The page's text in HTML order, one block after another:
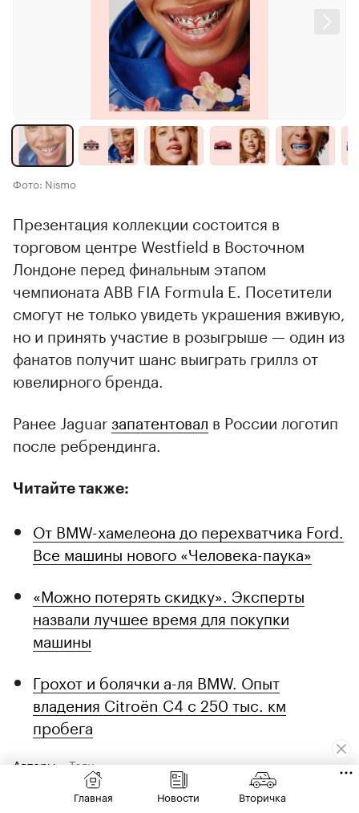
Фото: Nismo
Презентация коллекции состоится в
торговом центре Westfield в Восточном
Лондоне перед финальным этапом
чемпионата ABB FIA Formula E. Посетители
смогут не только увидеть украшения вживую,
но и принять участие в розыгрыше — один из
фанатов получит шанс выиграть гриллз от
ювелирного бренда.
Ранее Jaguarзапатентовал в России логотип
после ребрендинга.
Читайте также:
От BMW-хамелеона до перехватчика Ford.
Все машины нового «Человека-паука»
«Можно потерять скидку». Эксперты
назвали лучшее время для покупки
машины
Грохот и болячки а-ля BMW. Опыт
владения Citroёn C4 с 250 тыс. км
пробега
Авторы Теги
Главная Новости Вторичка